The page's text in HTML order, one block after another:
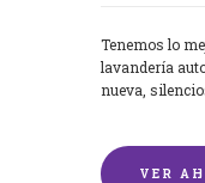
Tenemos lo
lavandería
nueva,
VER